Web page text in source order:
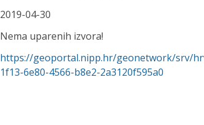
2019-04-30
Nema uparenih izvora!
https://geoportal.nipp.hr/geonetwork/srv/
1f13-6e80-4566-b8e2-2a3120f595a0